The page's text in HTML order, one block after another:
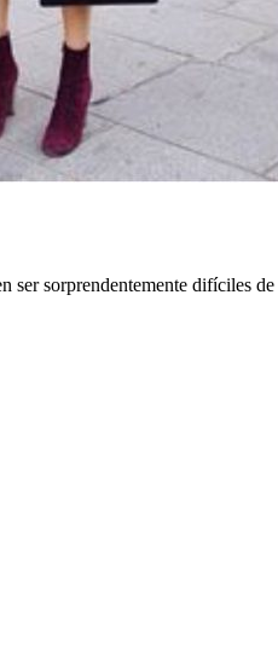
ser sorprendentemente difíciles de